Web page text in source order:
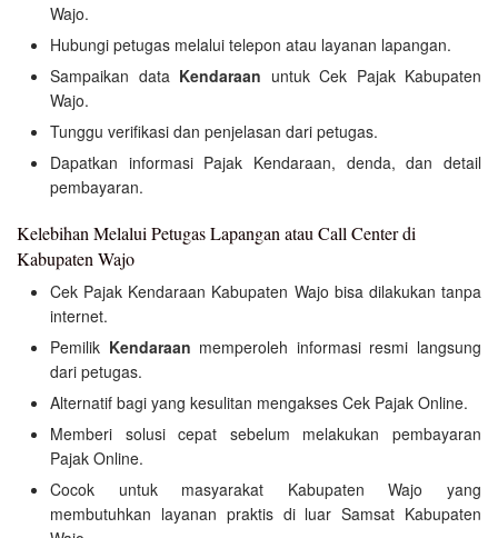
Wajo.
Hubungi petugas melalui telepon atau layanan lapangan.
Sampaikan data Kendaraan untuk Cek Pajak Kabupaten
Wajo.
Tunggu verifikasi dan penjelasan dari petugas.
Dapatkan informasi Pajak Kendaraan, denda, dan detail
pembayaran.
Kelebihan Melalui Petugas Lapangan atau Call Center di
Kabupaten Wajo
Cek Pajak Kendaraan Kabupaten Wajo bisa dilakukan tanpa
internet.
Pemilik Kendaraan memperoleh informasi resmi langsung
dari petugas.
Alternatif bagi yang kesulitan mengakses Cek Pajak Online.
Memberi solusi cepat sebelum melakukan pembayaran
Pajak Online.
Cocok untuk masyarakat Kabupaten Wajo yang
membutuhkan layanan praktis di luar Samsat Kabupaten